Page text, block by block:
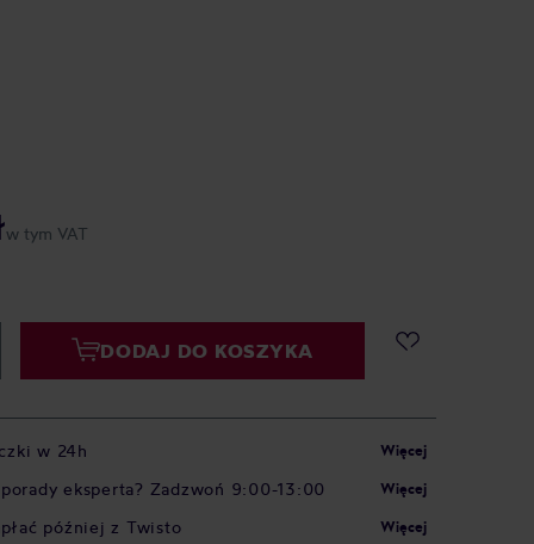
w tym VAT
DODAJ DO KOSZYKA
w 24h Więcej
eksperta? Zadzwoń 9:00-13:00 Więcej
później z Twisto Więcej